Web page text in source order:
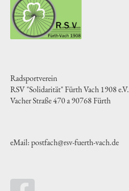
Radsportverein
RSV "Solidarität" Fürth Vach 1908 e.V.
Vacher Straße 470 a 90768 Fürth
eMail: postfach@rsv-fuerth-vach.de